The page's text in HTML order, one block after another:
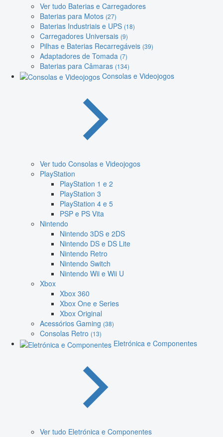
Ver tudo Baterias e Carregadores
Baterias para Motos (27)
Baterias Industriais e UPS (18)
Carregadores Universais (9)
Pilhas e Baterias Recarregáveis (39)
Adaptadores de Tomada (7)
Baterias para Câmaras (134)
Consolas e Videojogos
Ver tudo Consolas e Videojogos
PlayStation
PlayStation 1 e 2
PlayStation 3
PlayStation 4 e 5
PSP e PS Vita
Nintendo
Nintendo 3DS e 2DS
Nintendo DS e DS Lite
Nintendo Retro
Nintendo Switch
Nintendo Wii e Wii U
Xbox
Xbox 360
Xbox One e Series
Xbox Original
Acessórios Gaming (38)
Consolas Retro (13)
Eletrónica e Componentes
Ver tudo Eletrónica e Componentes